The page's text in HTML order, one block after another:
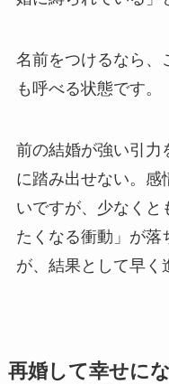
名前をつけるなら、
も呼べる状態です。
前の結婚が強い引力
に踏み出せない。感
いですが、少なくと
たくなる衝動」が落
が、結果として早く
再婚して幸せに